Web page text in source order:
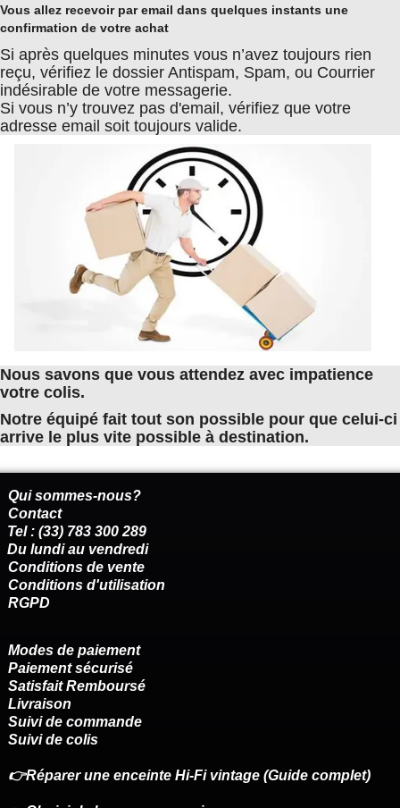
Vous allez recevoir par email dans quelques instants une
confirmation de votre achat
Si après quelques minutes vous n’avez toujours rien
reçu, vérifiez le dossier Antispam, Spam, ou Courrier
indésirable de votre messagerie.
Si vous n’y trouvez pas d'email, vérifiez que votre
adresse email soit toujours valide.
Nous savons que vous attendez avec impatience
votre colis.
Notre équipé fait tout son possible pour que celui-ci
arrive le plus vite possible à destination.
Qui sommes-nous?
Contact
Tel : (33) 783 300 289
Du lundi au vendredi
Conditions de vente
Conditions d'utilisation
RGPD
Modes de paiement
Paiement sécurisé
Satisfait Remboursé
Livraison
Suivi de commande
Suivi de colis
👉Réparer une enceinte Hi-Fi vintage (Guide complet)